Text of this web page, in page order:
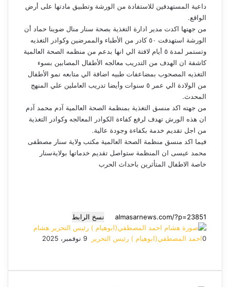
داعية المستهدفين للاستفادة من الورشة وتطبيق مادتها على أرض
الواقع.
من جهتها اكدت مدير ادارة التغذية بصحة سنار منال ضوينا حماد أن
الورشة استهدفت ٥٠ كادر من الأطباء والممرضين وكوادر التغذيه
وتستمر لمدة ٥ أيام لافتة الي انها بدعم من منظمه الصحة العالمية
كاشفة ان الهدف من التدريب معالجه الأطفال المصابين بسوء
التغذيه المصحوب بمضاعفات طبيه اضافة الي متابعه نمو الأطفال
من الولادة الي عمر ٥ سنوات وأيضا تدريب العاملين علي المنهج
المحدث.
من جهته اكد منسق التغذية بمنظمة الصحة العالمية آدم محمد آدم
ان هذه الورش تهدف لرفع كفاءة الكوادر المعالجه وكوادر التغذية
من اجل تقديم خدمة بكفاءة وجودة عالية.
فيما اكد منسق منظمة الصحة العالمية مكتب ولاية سنار مصطفى
محمد عيسى ان المنظمة ستواصل تقديم خدماتها بولايةسنار
خاصة الاطفال المتأثرين باحداث الحرب
نسخ الرابط
هشام
احمد المصطفي(ابوهيام ) رئيس التحرير
أ
ل
9 نوفمبر، 2025
0
سسس
تل